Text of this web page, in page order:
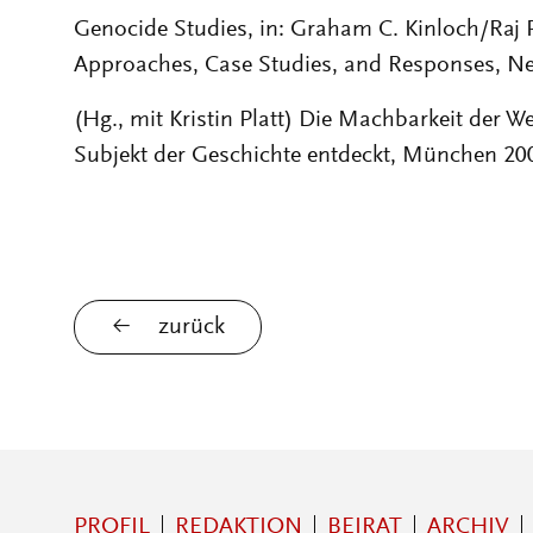
Genocide Studies, in: Graham C. Kinloch/Raj
Approaches, Case Studies, and Responses,
(Hg., mit Kristin Platt) Die Machbarkeit der
Subjekt der Geschichte entdeckt, München
zurück
PROFIL REDAKTION BEIRAT ARCHIV